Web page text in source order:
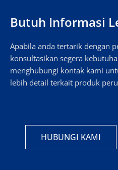
Butuh Informasi
Apabila anda tertarik dengan
konsultasikan segera
menghubungi kontak kami
lebih detail terkait produk
HUBUNGI KAMI